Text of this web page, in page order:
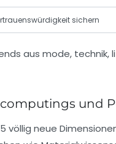
sichern
und
neue